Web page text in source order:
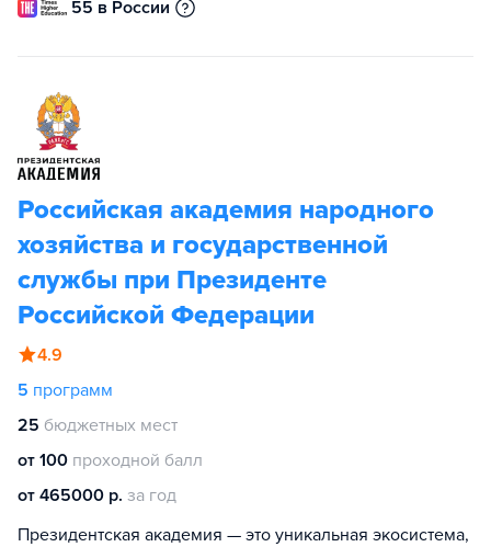
55 в России
Российская академия народного
хозяйства и государственной
службы при Президенте
Российской Федерации
4.9
5 программ
25 бюджетных мест
от 100 проходной балл
от 465000 р. за год
Президентская академия — это уникальная экосистема,